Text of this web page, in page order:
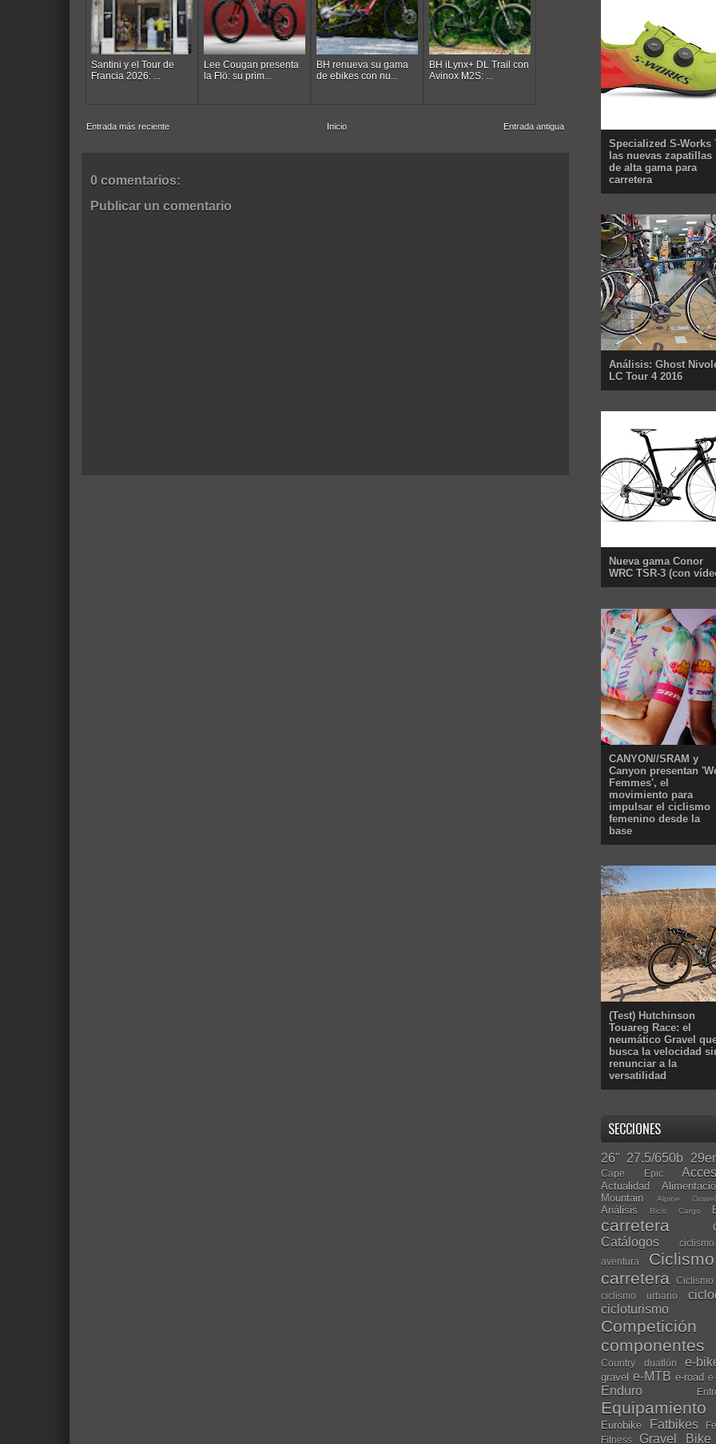
Santini y el Tour de
Francia 2026: ...
Lee Cougan presenta
la Flö: su prim...
BH renueva su gama
de ebikes con nu...
BH iLynx+ DL Trail con
Avinox M2S: ...
Entrada más reciente Entrada antigua
Inicio
0 comentarios:
Publicar un comentario
Specialized S-Works
las nuevas zapatillas
de alta gama para
carretera
Análisis: Ghost
LC Tour 4 2016
Nueva gama Conor
WRC TSR-3 (con
CANYON//SRAM y
Canyon presentan
Femmes', el
movimiento para
impulsar el ciclismo
femenino desde la
base
(Test) Hutchinson
Touareg Race: el
neumático Gravel
busca la velocidad
renunciar a la
versatilidad
SECCIONES
26" 27.5/650b 29er
Cape Epic
Actualidad
Mountain
Alpine
Análisis Bicis Cargo
carretera
Catálogos
aventura
carretera
Ciclismo
ciclismo urbano
cicloturismo
Competición
componentes
Country duatlón e-
gravel e-MTB e-road
Enduro
Equipamiento
Eurobike Fatbikes
Fitness
Gravel Bike